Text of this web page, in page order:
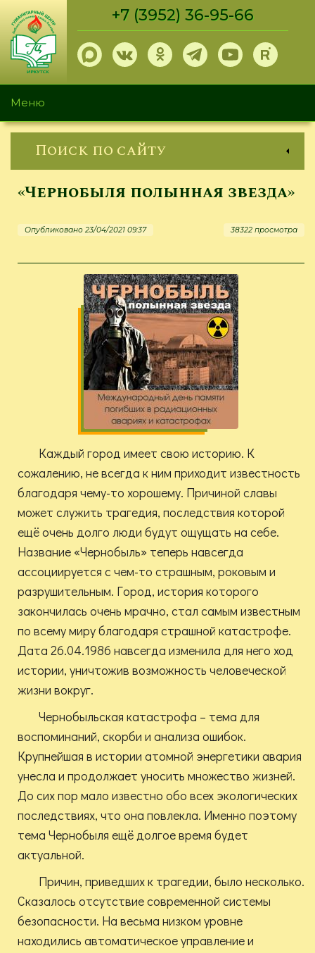
Перейти
основному
содержанию
+7 (3952) 36-95-66
Меню
Поиск по сайту
«Чернобыля полынная звезда»
Опубликовано 23/04/2021 09:37 38322 просмотра
Каждый город имеет свою историю. К
сожалению, не всегда к ним приходит известность
благодаря чему-то хорошему. Причиной славы
может служить трагедия, последствия которой
ещё очень долго люди будут ощущать на себе.
Название «Чернобыль» теперь навсегда
ассоциируется с чем-то страшным, роковым и
разрушительным. Город, история которого
закончилась очень мрачно, стал самым известным
по всему миру благодаря страшной катастрофе.
Дата 26.04.1986 навсегда изменила для него ход
истории, уничтожив возможность человеческой
жизни вокруг.
Чернобыльская катастрофа – тема для
воспоминаний, скорби и анализа ошибок.
Крупнейшая в истории атомной энергетики авария
унесла и продолжает уносить множество жизней.
До сих пор мало известно обо всех экологических
последствиях, что она повлекла. Именно поэтому
тема Чернобыля ещё долгое время будет
актуальной.
Причин, приведших к трагедии, было несколько.
Сказалось отсутствие современной системы
безопасности. На весьма низком уровне
находились автоматическое управление и